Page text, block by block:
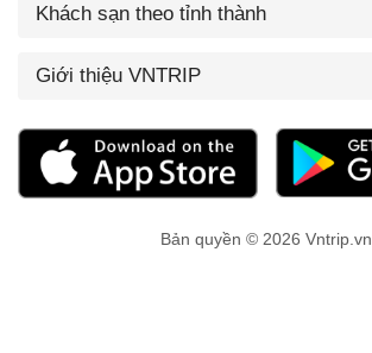
Khách sạn theo tỉnh thành
Giới thiệu VNTRIP
Bản quyền © 2026 Vntrip.vn